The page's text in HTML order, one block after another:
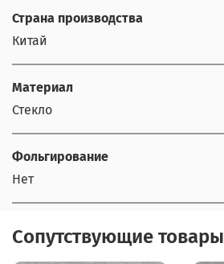
Страна производства
Китай
Материал
Стекло
Фольгирование
Нет
Сопутствующие товары